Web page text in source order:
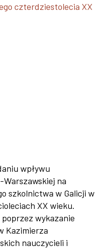
czterdziestolecia XX
wpływu
na
szkolnictwa w Galicji w
XX wieku.
wykazanie
Kazimierza
nauczycieli i